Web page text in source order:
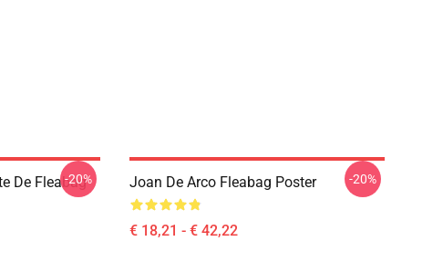
De Fleabag
-20% Joan De Arco Fleabag Poster
€ 18,21 - € 42,22
-20%